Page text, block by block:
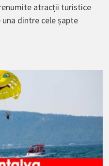
atracții turistice
dintre cele șapte